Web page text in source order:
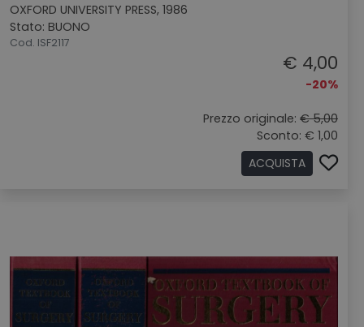
OXFORD UNIVERSITY PRESS, 1986
Stato: BUONO
Cod. ISF2117
€ 4,00
-20%
Prezzo originale: € 5,00
Sconto: € 1,00
ACQUISTA